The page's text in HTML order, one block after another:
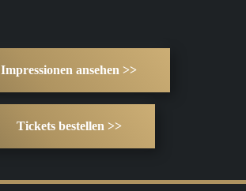
Impressionen ansehen >>
Tickets bestellen >>